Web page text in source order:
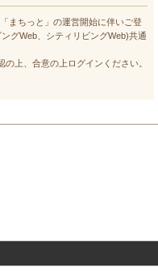
まちっと」の運営開始に伴いご登
グWeb、シティリビングWeb)共通
上、合意の上ログインください。